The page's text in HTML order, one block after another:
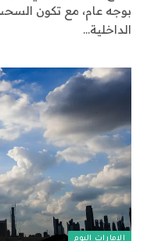
بوجه عام، مع تكون
الداخلية…
الإمارات اليوم